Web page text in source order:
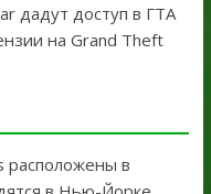
дадут доступ в ГТА
на Grand Theft
расположены в